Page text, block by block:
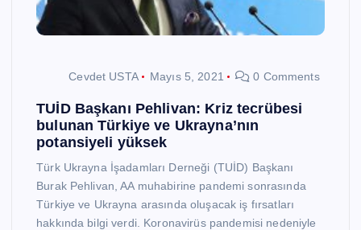
Cevdet USTA Mayıs 5, 2021 0 Comments
TUİD Başkanı Pehlivan: Kriz tecrübesi
bulunan Türkiye ve Ukrayna’nın
potansiyeli yüksek
Türk Ukrayna İşadamları Derneği (TUİD) Başkanı
Burak Pehlivan, AA muhabirine pandemi sonrasında
Türkiye ve Ukrayna arasında oluşacak iş fırsatları
hakkında bilgi verdi. Koronavirüs pandemisi nedeniyle